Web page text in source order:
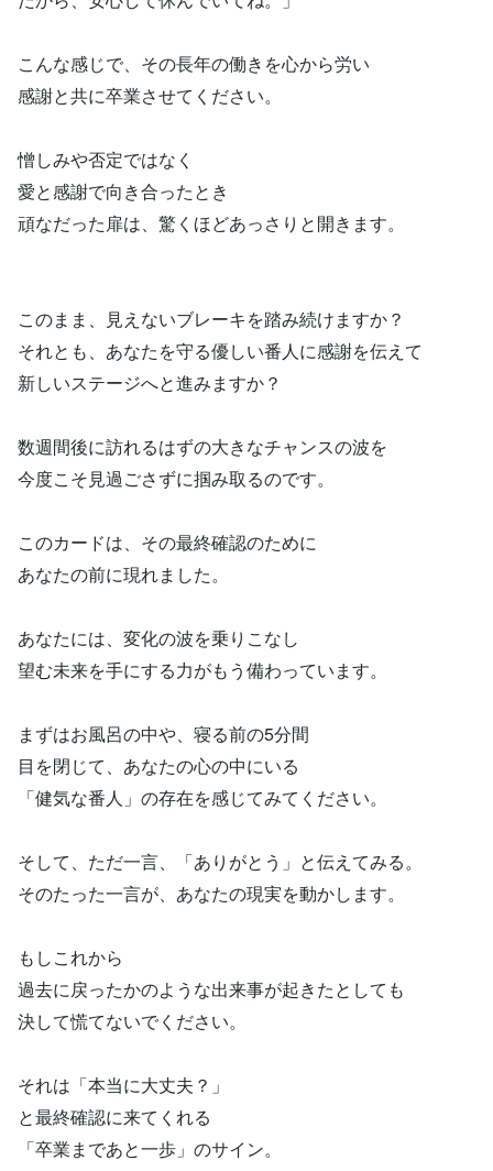
こんな感じで、その長年の働きを心から労い
感謝と共に卒業させてください。
憎しみや否定ではなく
愛と感謝で向き合ったとき
頑なだった扉は、驚くほどあっさりと開きます。
このまま、見えないブレーキを踏み続けますか？
それとも、あなたを守る優しい番人に感謝を伝えて
新しいステージへと進みますか？
数週間後に訪れるはずの大きなチャンスの波を
今度こそ見過ごさずに掴み取るのです。
このカードは、その最終確認のために
あなたの前に現れました。
あなたには、変化の波を乗りこなし
望む未来を手にする力がもう備わっています。
まずはお風呂の中や、寝る前の5分間
目を閉じて、あなたの心の中にいる
「健気な番人」の存在を感じてみてください。
そして、ただ一言、「ありがとう」と伝えてみる。
そのたった一言が、あなたの現実を動かします。
もしこれから
過去に戻ったかのような出来事が起きたとしても
決して慌てないでください。
それは「本当に大丈夫？」
と最終確認に来てくれる
「卒業まであと一歩」のサイン。